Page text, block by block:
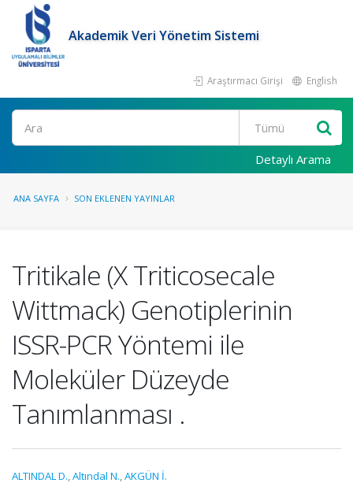
Akademik Veri Yönetim Sistemi
Araştırmacı Girişi English
Ara
Detaylı Arama
ANA SAYFA SON EKLENEN YAYINLAR
Tritikale (X Triticosecale
Wittmack) Genotiplerinin
ISSR-PCR Yöntemi ile
Moleküler Düzeyde
Tanımlanması .
ALTINDAL D.,Altındal N.,AKGÜN İ.